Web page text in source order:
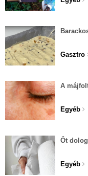
Gasztro
A
Egyéb
Öt
Egyéb